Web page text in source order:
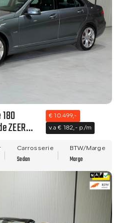
ZEER
€ 10.499,-
v.a € 182,- p/m
Carrosserie
Sedan
BTW/Marge
Marge